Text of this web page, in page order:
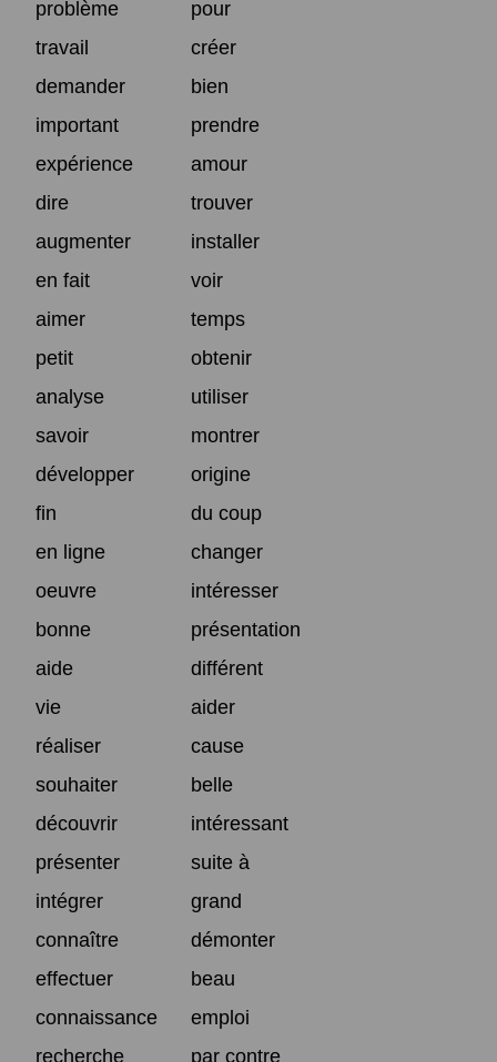
problème
pour
travail
créer
demander
bien
important
prendre
expérience
amour
dire
trouver
augmenter
installer
en fait
voir
aimer
temps
petit
obtenir
analyse
utiliser
savoir
montrer
développer
origine
fin
du coup
en ligne
changer
oeuvre
intéresser
bonne
présentation
aide
différent
vie
aider
réaliser
cause
souhaiter
belle
découvrir
intéressant
présenter
suite à
intégrer
grand
connaître
démonter
effectuer
beau
connaissance
emploi
recherche
par contre